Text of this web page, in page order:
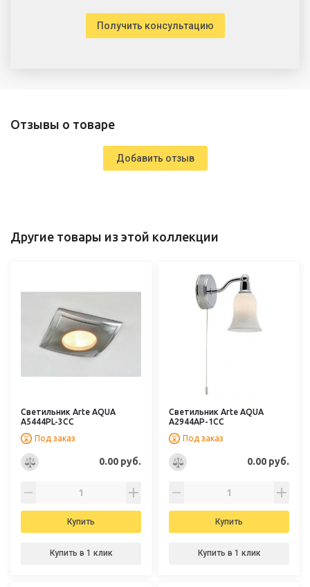
Получить консультацию
Отзывы о товаре
Добавить отзыв
Другие товары из этой коллекции
Светильник Arte AQUA
A5444PL-3CC
Под заказ
0.00 руб.
Купить
Купить в 1 клик
Светильник Arte AQUA
A2944AP-1CC
Под заказ
0.00 руб.
Купить
Купить в 1 клик